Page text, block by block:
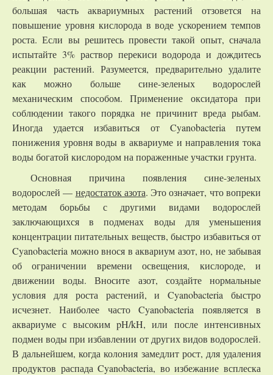
большая часть аквариумных растений отзовется на
повышение уровня кислорода в воде ускорением темпов
роста. Если вы решитесь провести такой опыт, сначала
испытайте 3% раствор перекиси водорода и дождитесь
реакции растений. Разумеется, предварительно удалите
как можно больше сине-зеленых водорослей
механическим способом. Применение оксидатора при
соблюдении такого порядка не причинит вреда рыбам.
Иногда удается избавиться от Cyanobacteria путем
понижения уровня воды в аквариуме и направления тока
воды богатой кислородом на пораженные участки грунта.
Основная причина появления сине-зеленых
водорослей — недостаток азота. Это означает, что вопреки
методам борьбы с другими видами водорослей
заключающихся в подменах воды для уменьшения
концентрации питательных веществ, быстро избавиться от
Cyanobacteria можно внося в аквариум азот, но, не забывая
об ограничении времени освещения, кислороде, и
движении воды. Вносите азот, создайте нормальные
условия для роста растений, и Cyanobacteria быстро
исчезнет. Наиболее часто Cyanobacteria появляется в
аквариуме с высоким pH/kH, или после интенсивных
подмен воды при избавлении от других видов водорослей.
В дальнейшем, когда колония замедлит рост, для удаления
продуктов распада Cyanobacteria, во избежание всплеска